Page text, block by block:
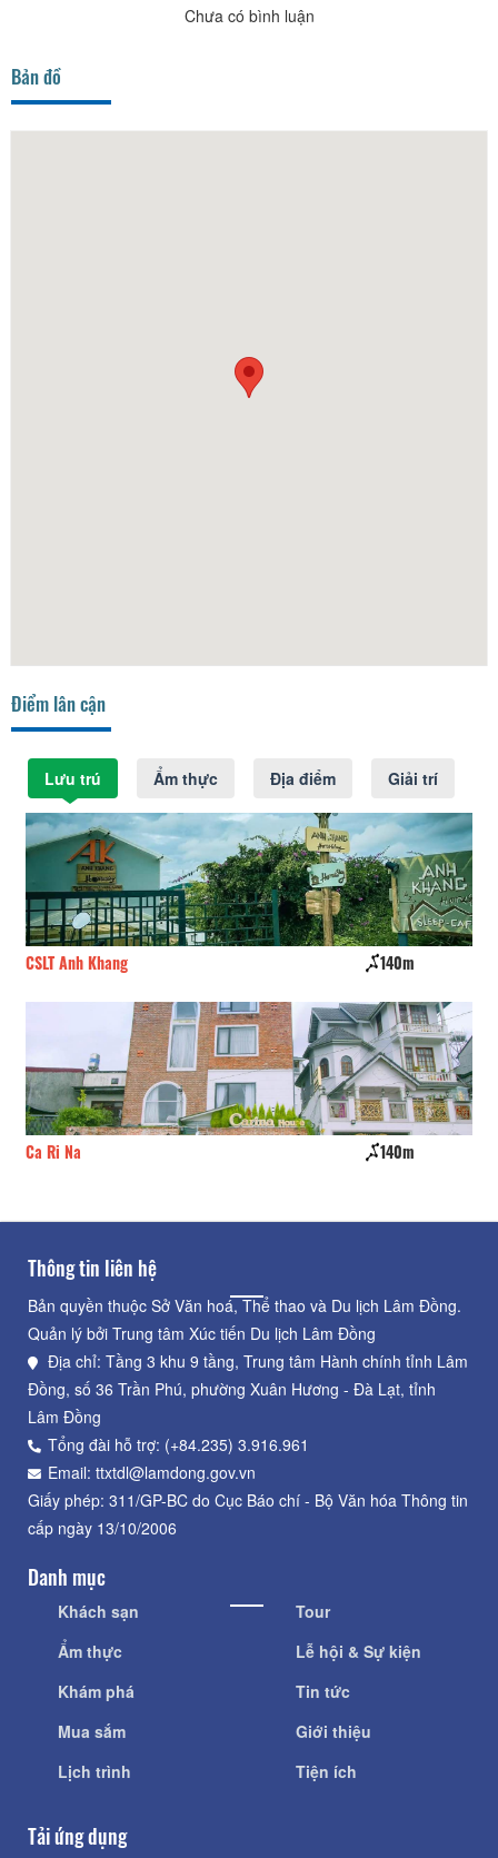
Chưa có bình luận
Bản đồ
Điểm lân cận
Lưu trú Ẩm thực Địa điểm Giải trí
CSLT Anh Khang 140m
Ca Ri Na 140m
Thông tin liên hệ
Bản quyền thuộc Sở Văn hoá, Thể thao và Du lịch Lâm Đồng.
Quản lý bởi Trung tâm Xúc tiến Du lịch Lâm Đồng
Địa chỉ: Tầng 3 khu 9 tầng, Trung tâm Hành chính tỉnh Lâm
Đồng, số 36 Trần Phú, phường Xuân Hương - Đà Lạt, tỉnh
Lâm Đồng
Tổng đài hỗ trợ: (+84.235) 3.916.961
Email: ttxtdl@lamdong.gov.vn
Giấy phép: 311/GP-BC do Cục Báo chí - Bộ Văn hóa Thông tin
cấp ngày 13/10/2006
Danh mục
Khách sạn
Ẩm thực
Khám phá
Mua sắm
Lịch trình
Tour
Lễ hội & Sự kiện
Tin tức
Giới thiệu
Tiện ích
Tải ứng dụng